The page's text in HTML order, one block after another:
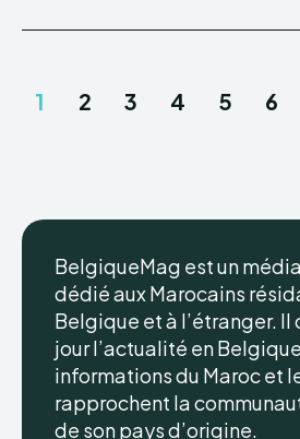
1 2 3 4 5 6
BelgiqueMag est un
dédié aux Marocains
Belgique et à l’étranger. Il
jour l’actualité en
informations du Maroc et
rapprochent la
de son pays d’origine.